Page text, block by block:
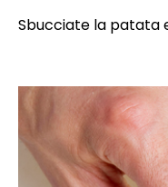
Sbucciate la patata